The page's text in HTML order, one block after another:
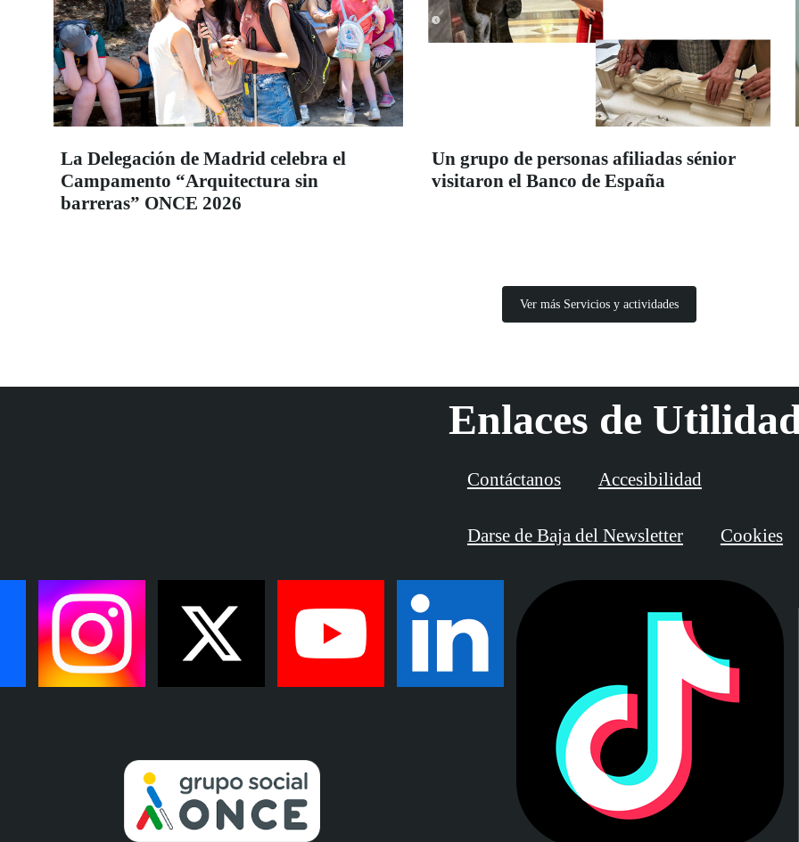
La Delegación de Madrid celebra el
Campamento “Arquitectura sin
barreras” ONCE 2026
Un grupo de personas afiliadas sénior
visitaron el Banco de España
Ver más Servicios y actividades
Enlaces de
Contáctanos Accesibilidad
Darse de Baja del Newsletter Cookies